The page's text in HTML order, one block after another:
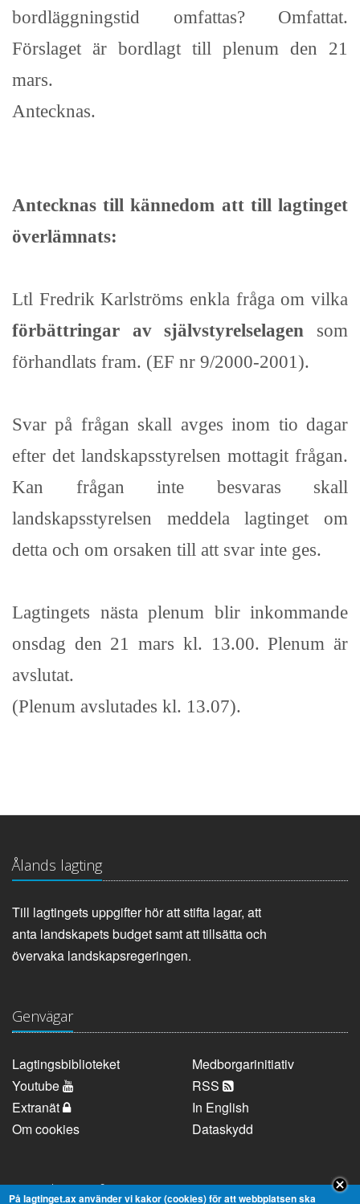
bordläggningstid omfattas? Omfattat.
Förslaget är bordlagt till plenum den 21
mars.
Antecknas.
Antecknas till kännedom att till lagtinget
överlämnats:
Ltl Fredrik Karlströms enkla fråga om vilka
förbättringar av självstyrelselagen som
förhandlats fram. (EF nr 9/2000-2001).
Svar på frågan skall avges inom tio dagar
efter det landskapsstyrelsen mottagit frågan.
Kan frågan inte besvaras skall
landskapsstyrelsen meddela lagtinget om
detta och om orsaken till att svar inte ges.
Lagtingets nästa plenum blir inkommande
onsdag den 21 mars kl. 13.00. Plenum är
avslutat.
(Plenum avslutades kl. 13.07).
Ålands lagting
Till lagtingets uppgifter hör att stifta lagar, att
anta landskapets budget samt att tillsätta och
övervaka landskapsregeringen.
Genvägar
Lagtingsbiblioteket
Medborgarinitiativ
Youtube
RSS
Extranät
In English
Om cookies
Dataskydd
Kontaktuppgifter
På lagtinget.ax använder vi kakor (cookies) för att webbplatsen ska